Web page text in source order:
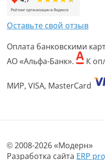
Оставьте свой отзыв
Оплата банковскими
АО «Альфа-Банк».
К
МИР, VISA, MasterCard
© 2008-2026 «Модерн»
Разработка сайта ERP